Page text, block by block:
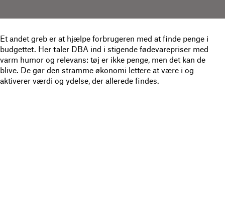
Et andet greb er at hjælpe forbrugeren med at finde penge i
budgettet. Her taler DBA ind i stigende fødevarepriser med
varm humor og relevans: tøj er ikke penge, men det kan de
blive. De gør den stramme økonomi lettere at være i og
aktiverer værdi og ydelse, der allerede findes.